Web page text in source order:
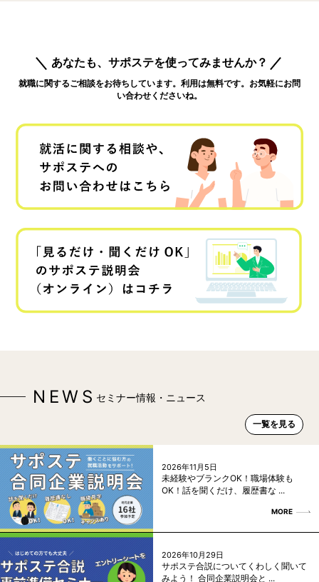
あなたも、サポステを使ってみませんか？
就職に関するご相談をお待ちしています。利用は無料です。お気軽にお問
い合わせくださいね。
NEWS セミナー情報・ニュース
一覧を見る
2026年11月5日
未経験やブランクOK！職場体験も
OK！話を聞くだけ、履歴書な ...
MORE
2026年10月29日
サポステ合説についてくわしく聞いて
みよう！ 合同企業説明会と ...